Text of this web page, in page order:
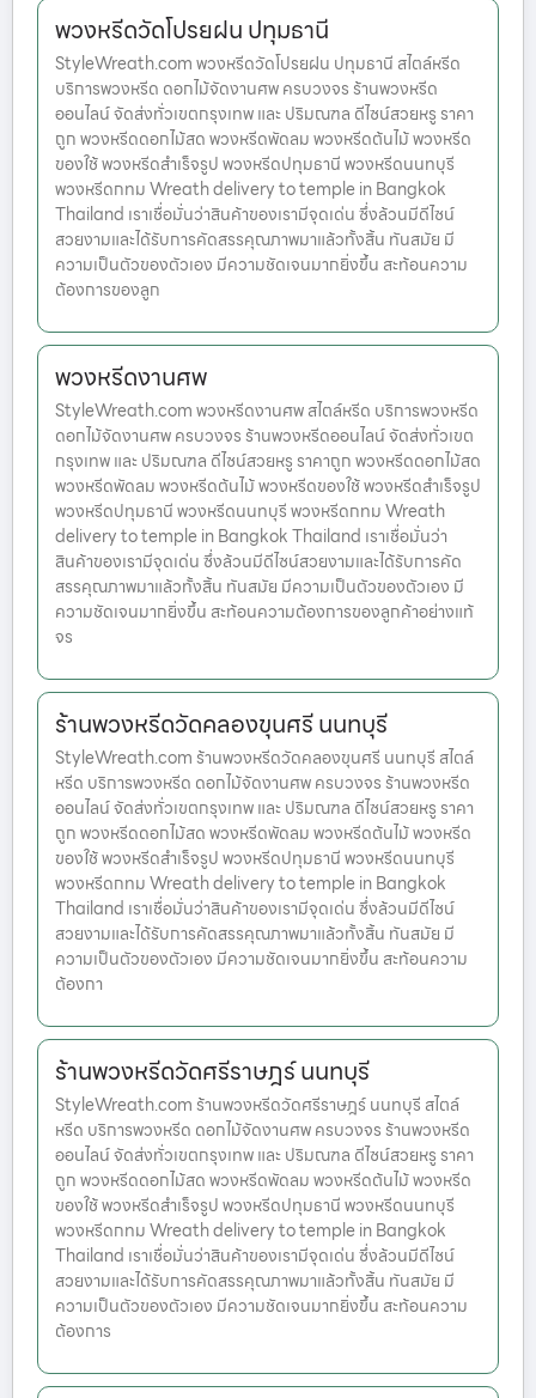
พวงหรีดวัดโปรยฝน ปทุมธานี
StyleWreath.com พวงหรีดวัดโปรยฝน ปทุมธานี สไตล์หรีด
บริการพวงหรีด ดอกไม้จัดงานศพ ครบวงจร ร้านพวงหรีด
ออนไลน์ จัดส่งทั่วเขตกรุงเทพ และ ปริมณฑล ดีไซน์สวยหรู ราคา
ถูก พวงหรีดดอกไม้สด พวงหรีดพัดลม พวงหรีดต้นไม้ พวงหรีด
ของใช้ พวงหรีดสำเร็จรูป พวงหรีดปทุมธานี พวงหรีดนนทบุรี
พวงหรีดกทม Wreath delivery to temple in Bangkok
Thailand เราเชื่อมั่นว่าสินค้าของเรามีจุดเด่น ซึ่งล้วนมีดีไซน์
สวยงามและได้รับการคัดสรรคุณภาพมาแล้วทั้งสิ้น ทันสมัย มี
ความเป็นตัวของตัวเอง มีความชัดเจนมากยิ่งขึ้น สะท้อนความ
ต้องการของลูก
พวงหรีดงานศพ
StyleWreath.com พวงหรีดงานศพ สไตล์หรีด บริการพวงหรีด
ดอกไม้จัดงานศพ ครบวงจร ร้านพวงหรีดออนไลน์ จัดส่งทั่วเขต
กรุงเทพ และ ปริมณฑล ดีไซน์สวยหรู ราคาถูก พวงหรีดดอกไม้สด
พวงหรีดพัดลม พวงหรีดต้นไม้ พวงหรีดของใช้ พวงหรีดสำเร็จรูป
พวงหรีดปทุมธานี พวงหรีดนนทบุรี พวงหรีดกทม Wreath
delivery to temple in Bangkok Thailand เราเชื่อมั่นว่า
สินค้าของเรามีจุดเด่น ซึ่งล้วนมีดีไซน์สวยงามและได้รับการคัด
สรรคุณภาพมาแล้วทั้งสิ้น ทันสมัย มีความเป็นตัวของตัวเอง มี
ความชัดเจนมากยิ่งขึ้น สะท้อนความต้องการของลูกค้าอย่างแท้
จร
ร้านพวงหรีดวัดคลองขุนศรี นนทบุรี
StyleWreath.com ร้านพวงหรีดวัดคลองขุนศรี นนทบุรี สไตล์
หรีด บริการพวงหรีด ดอกไม้จัดงานศพ ครบวงจร ร้านพวงหรีด
ออนไลน์ จัดส่งทั่วเขตกรุงเทพ และ ปริมณฑล ดีไซน์สวยหรู ราคา
ถูก พวงหรีดดอกไม้สด พวงหรีดพัดลม พวงหรีดต้นไม้ พวงหรีด
ของใช้ พวงหรีดสำเร็จรูป พวงหรีดปทุมธานี พวงหรีดนนทบุรี
พวงหรีดกทม Wreath delivery to temple in Bangkok
Thailand เราเชื่อมั่นว่าสินค้าของเรามีจุดเด่น ซึ่งล้วนมีดีไซน์
สวยงามและได้รับการคัดสรรคุณภาพมาแล้วทั้งสิ้น ทันสมัย มี
ความเป็นตัวของตัวเอง มีความชัดเจนมากยิ่งขึ้น สะท้อนความ
ต้องกา
ร้านพวงหรีดวัดศรีราษฎร์ นนทบุรี
StyleWreath.com ร้านพวงหรีดวัดศรีราษฎร์ นนทบุรี สไตล์
หรีด บริการพวงหรีด ดอกไม้จัดงานศพ ครบวงจร ร้านพวงหรีด
ออนไลน์ จัดส่งทั่วเขตกรุงเทพ และ ปริมณฑล ดีไซน์สวยหรู ราคา
ถูก พวงหรีดดอกไม้สด พวงหรีดพัดลม พวงหรีดต้นไม้ พวงหรีด
ของใช้ พวงหรีดสำเร็จรูป พวงหรีดปทุมธานี พวงหรีดนนทบุรี
พวงหรีดกทม Wreath delivery to temple in Bangkok
Thailand เราเชื่อมั่นว่าสินค้าของเรามีจุดเด่น ซึ่งล้วนมีดีไซน์
สวยงามและได้รับการคัดสรรคุณภาพมาแล้วทั้งสิ้น ทันสมัย มี
ความเป็นตัวของตัวเอง มีความชัดเจนมากยิ่งขึ้น สะท้อนความ
ต้องการ